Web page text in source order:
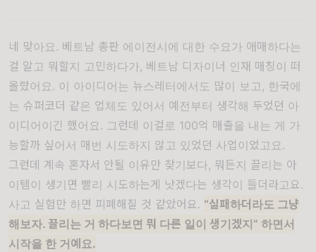
네 맞아요. 베트남 총판 에이전시에 대한 수요가 애매하다는
걸 알고 뭐할지 고민하다가, 베트남 디자이너 인재 매칭이 떠
올랐어요. 이 아이디어는 뉴스레터에서도 많이 보고, 한국에
는 슈퍼코더 같은 업체도 있어서 예전부터 생각해 두었던 아
이디어이긴 했어요. 그런데 이걸로 100억 매출을 내는 게 가
능할까 싶어서 매번 시도하지 않고 있었던 사업이었고요.
그런데 계속 혼자서 안될 이유만 찾기보다, 뭐든지 끌리는 아
이템이 생기면 빨리 시도하는게 낫겠다는 생각이 들더라고요.
사고 실험만 하면 피폐해질 것 같았어요. “실패하더라도 그냥
해보자. 끌리는 거 하다보면 뭐 다른 일이 생기겠지” 하면서
시작을 한 거예요.